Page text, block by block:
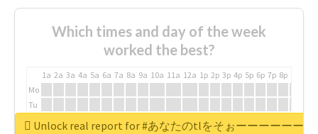
Which times and day of the week
worked the best?
1a 2a 3a 4a 5a 6a 7a 8a 9a 10a 11a 12a 1p 2p 3p 4p 5p 6p 7p 8p
Mo
Tu
WeUnlock real report for #あなたのtlをそぉーーーーーー